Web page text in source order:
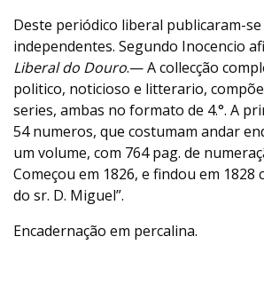
Deste periódico liberal publicaram-
independentes. Segundo Inocencio
Liberal do Douro.— A collecção
politico, noticioso e litterario,
series, ambas no formato de 4.°. A
54 numeros, que costumam andar
um volume, com 764 pag. de
Começou em 1826, e findou em 1828
do sr. D. Miguel”.
Encadernação em percalina.